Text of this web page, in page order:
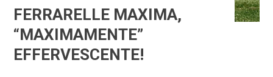
FERRARELLE MAXIMA,
“MAXIMAMENTE”
EFFERVESCENTE!